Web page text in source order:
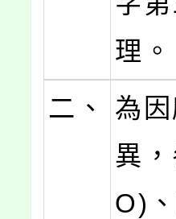
理。
二、
為
異
O)